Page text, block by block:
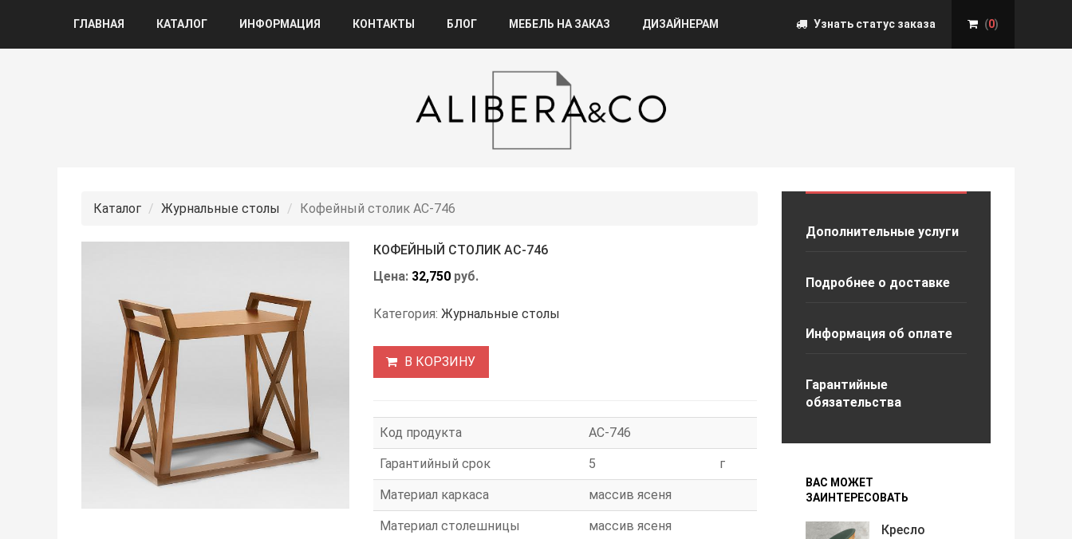
Узнать статус заказа (0)
ГЛАВНАЯ КАТАЛОГ ИНФОРМАЦИЯ КОНТАКТЫ БЛОГ МЕБЕЛЬ НА ЗАКАЗ ДИЗАЙНЕРАМ
Каталог Журнальные столы Кофейный столик АС-746
КОФЕЙНЫЙ СТОЛИК АС-746
Цена: 32,750руб.
Категория: Журнальные столы
В КОРЗИНУ
Код продукта АС-746
Гарантийный срок 5 г
Материал каркаса массив ясеня
Материал столешницы массив ясеня
Дополнительные услуги
Подробнее о доставке
Информация об оплате
Гарантийные
обязательства
ВАС МОЖЕТ
ЗАИНТЕРЕСОВАТЬ
Кресло